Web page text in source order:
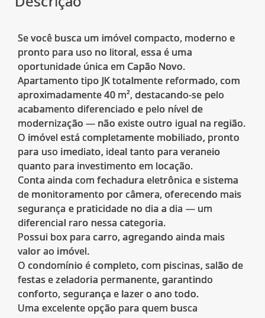
Se você busca um imóvel compacto, moderno e
pronto para uso no litoral, essa é uma
oportunidade única em Capão Novo.
Apartamento tipo JK totalmente reformado, com
aproximadamente 40 m², destacando-se pelo
acabamento diferenciado e pelo nível de
modernização — não existe outro igual na região.
O imóvel está completamente mobiliado, pronto
para uso imediato, ideal tanto para veraneio
quanto para investimento em locação.
Conta ainda com fechadura eletrônica e sistema
de monitoramento por câmera, oferecendo mais
segurança e praticidade no dia a dia — um
diferencial raro nessa categoria.
Possui box para carro, agregando ainda mais
valor ao imóvel.
O condomínio é completo, com piscinas, salão de
festas e zeladoria permanente, garantindo
conforto, segurança e lazer o ano todo.
Uma excelente opção para quem busca